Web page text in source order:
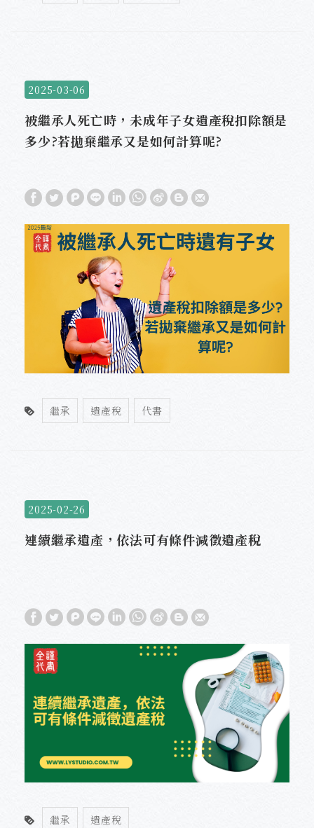
2025-03-06
被繼承人死亡時，未成年子女遺產稅扣除額是
多少?若拋棄繼承又是如何計算呢?
繼承 遺產稅 代書
2025-02-26
連續繼承遺產，依法可有條件減徵遺產稅
繼承 遺產稅